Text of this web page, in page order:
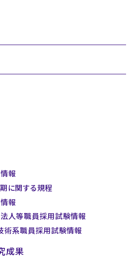
報
に関する規程
報
人等職員採用試験情報
術系職員採用試験情報
成果